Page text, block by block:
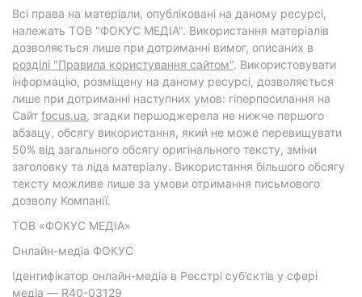
Всі права на матеріали, опубліковані на даному ресурсі,
належать ТОВ "ФОКУС МЕДІА". Використання матеріалів
дозволяється лише при дотриманні вимог, описаних в
розділі "Правила користування сайтом". Використовувати
інформацію, розміщену на даному ресурсі, дозволяється
лише при дотриманні наступних умов: гіперпосилання на
Cайт focus.ua, згадки першоджерела не нижче першого
абзацу, обсягу використання, який не може перевищувати
50% від загального обсягу оригінального тексту, зміни
заголовку та ліда матеріалу. Використання більшого обсягу
тексту можливе лише за умови отримання письмового
дозволу Компанії.
ТОВ «ФОКУС МЕДІА»
Онлайн-медіа ФОКУС
Ідентифікатор онлайн-медіа в Реєстрі суб’єктів у сфері
медіа — R40-03129